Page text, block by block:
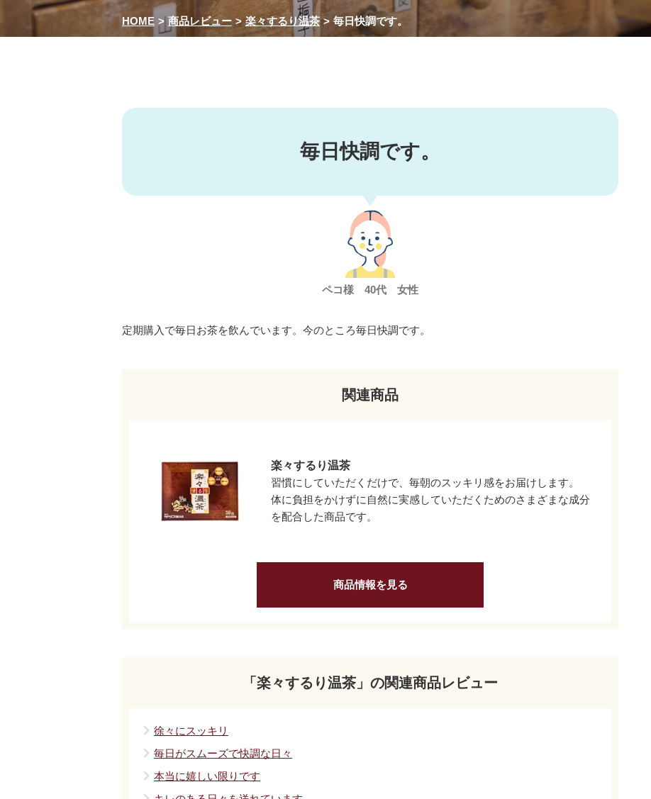
HOME 商品レビュー 楽々するり温茶 毎日快調です。
毎日快調です。
ペコ様 40代 女性
定期購入で毎日お茶を飲んでいます。今のところ毎日快調です。
関連商品
楽々するり温茶
習慣にしていただくだけで、毎朝のスッキリ感をお届けします。
体に負担をかけずに自然に実感していただくためのさまざまな成分
を配合した商品です。
商品情報を見る
「楽々するり温茶」の関連商品レビュー
徐々にスッキリ
毎日がスムーズで快調な日々
本当に嬉しい限りです